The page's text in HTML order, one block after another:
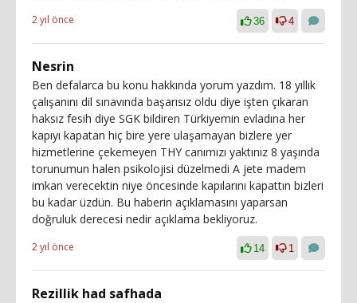
2 yıl önce 36 4
Nesrin
Ben defalarca bu konu hakkında yorum yazdım. 18 yıllık
çalışanını dil sınavında başarısız oldu diye işten çıkaran
haksız fesih diye SGK bildiren Türkiyemin evladına her
kapıyı kapatan hiç bire yere ulaşamayan bizlere yer
hizmetlerine çekemeyen THY canımızı yaktınız 8 yaşında
torunumun halen psikolojisi düzelmedi A jete madem
imkan verecektin niye öncesinde kapılarını kapattın bizleri
bu kadar üzdün. Bu haberin açıklamasını yaparsan
doğruluk derecesi nedir açıklama bekliyoruz.
2 yıl önce 14 1
Rezillik had safhada